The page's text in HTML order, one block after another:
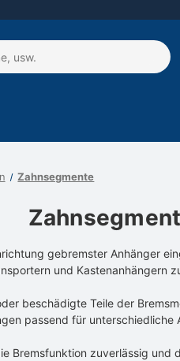
Zahnsegmente
gebremster Anhänger
und Kastenanhängern
beschädigte Teile der
passend für unterschiedliche
Bremsfunktion zuverlässig und